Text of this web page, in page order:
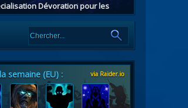
Dévoration pour les
de démons
semaine (EU) : via Raider.io